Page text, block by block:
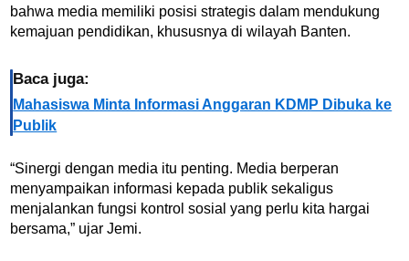
bahwa media memiliki posisi strategis dalam mendukung
kemajuan pendidikan, khususnya di wilayah Banten.
Baca juga:
Mahasiswa Minta Informasi Anggaran KDMP Dibuka ke
Publik
“Sinergi dengan media itu penting. Media berperan
menyampaikan informasi kepada publik sekaligus
menjalankan fungsi kontrol sosial yang perlu kita hargai
bersama,” ujar Jemi.